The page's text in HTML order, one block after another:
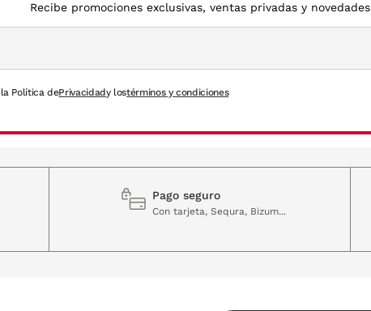
Recibe promociones exclusivas, ventas privadas y novedades
Política dePrivacidady lostérminos y condiciones
Pago seguro
Con tarjeta, Sequra, Bizum...